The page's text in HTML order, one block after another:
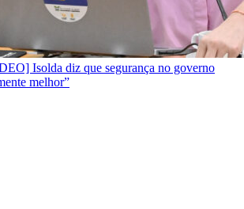
Isolda diz que segurança no governo
melhor”